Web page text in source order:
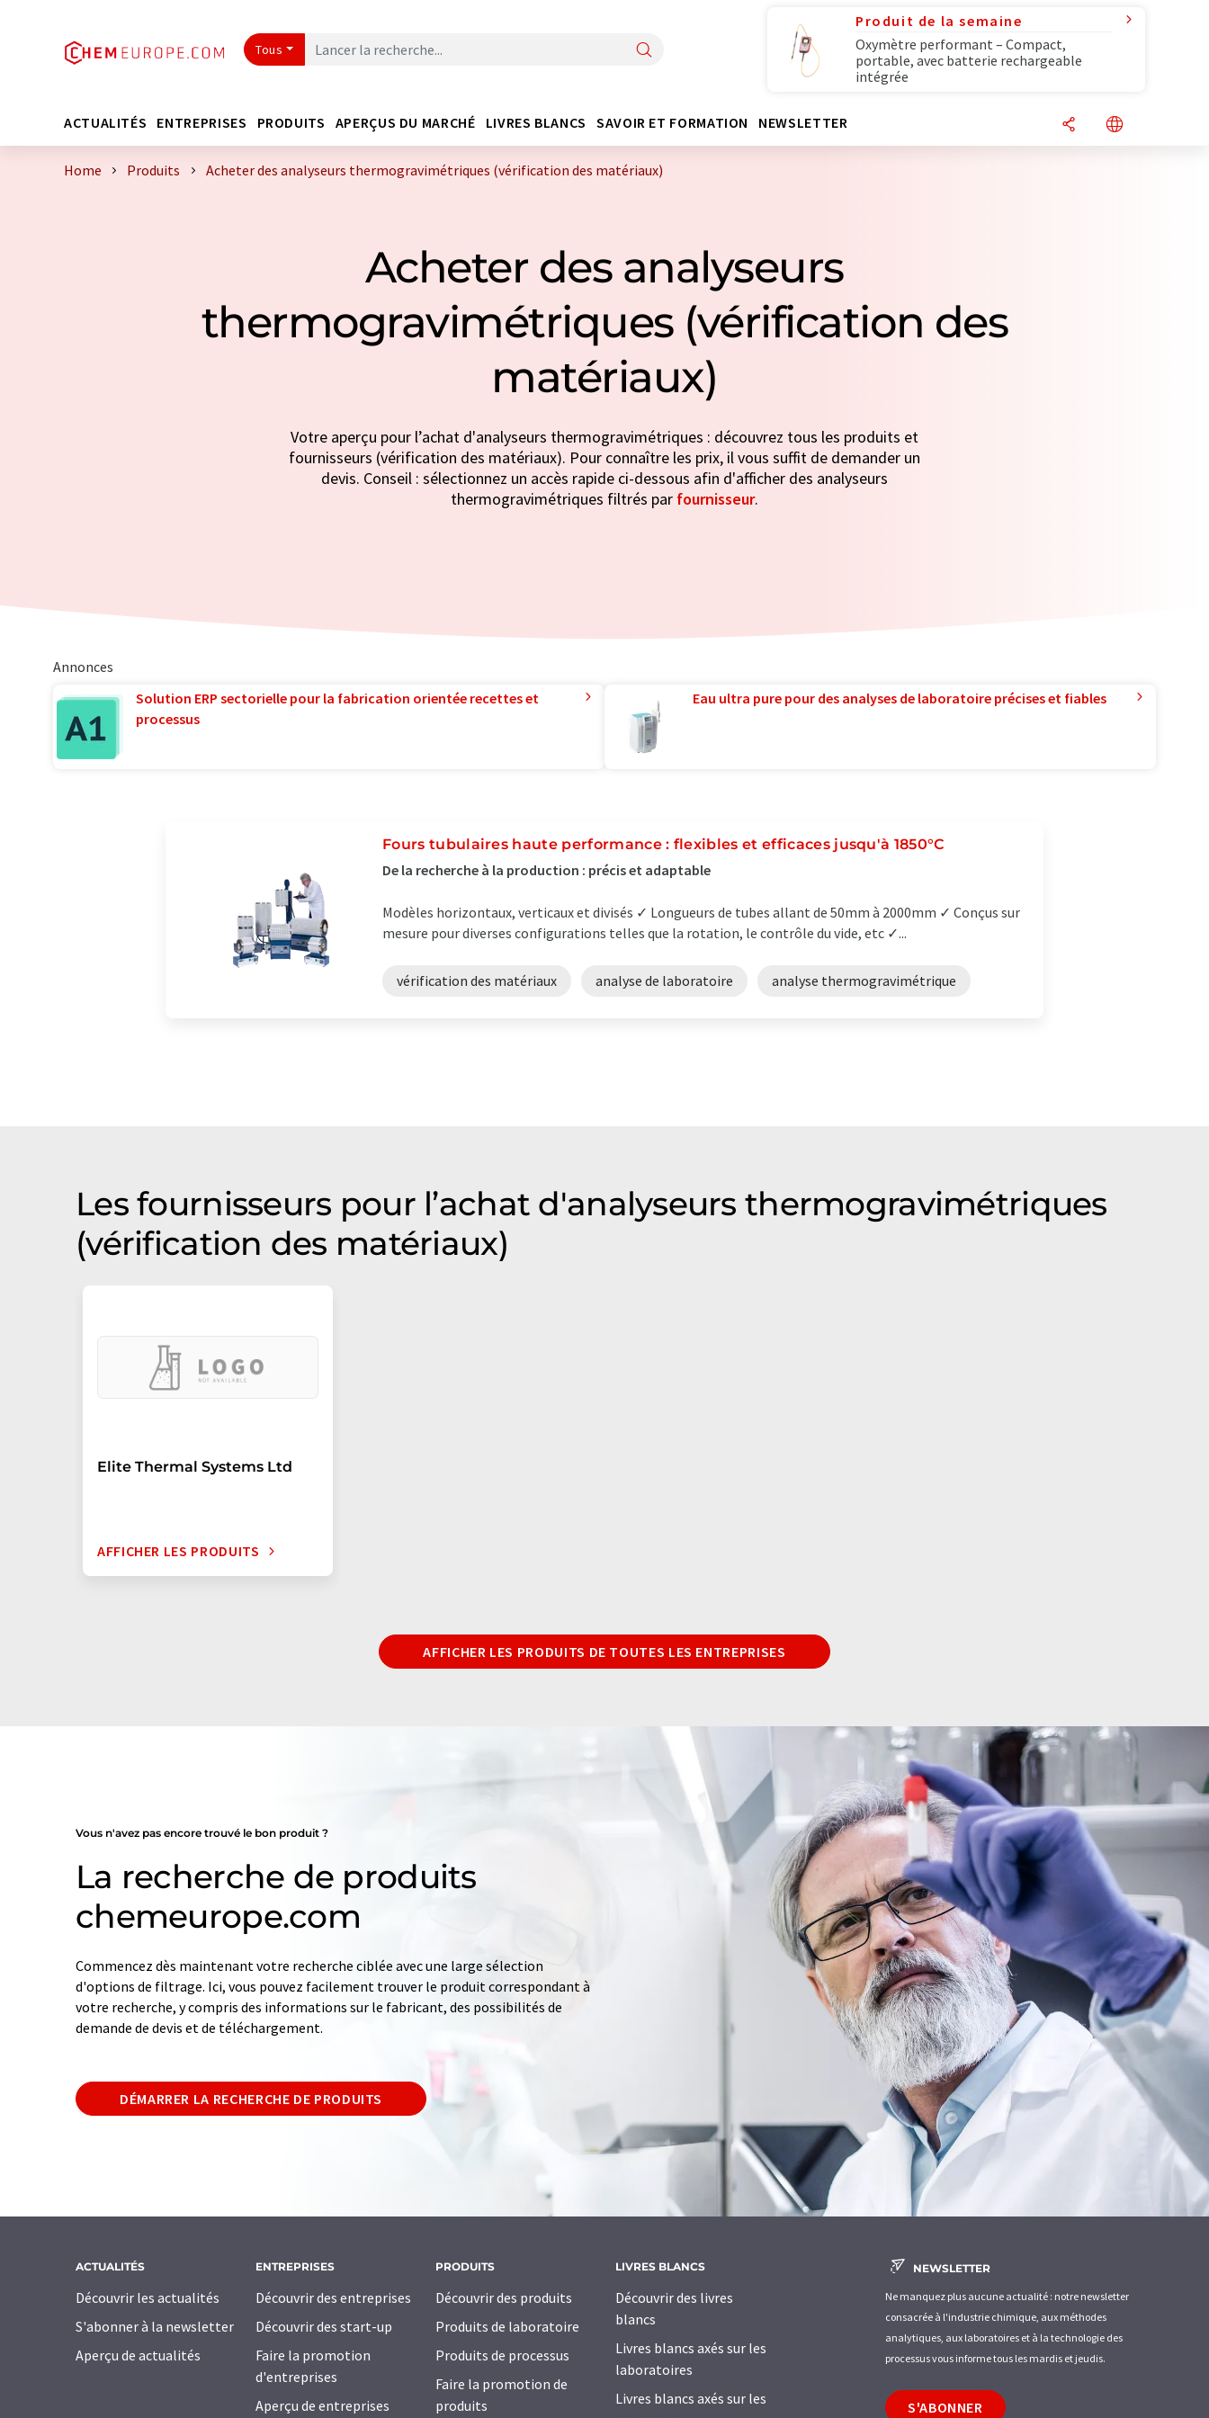
Tous
Produit de la semaine
Oxymètre performant – Compact,
portable, avec batterie rechargeable
intégrée
ACTUALITÉS ENTREPRISES PRODUITS APERÇUS DU MARCHÉ LIVRES BLANCS SAVOIR ET FORMATION NEWSLETTER
Home Produits Acheter des analyseurs thermogravimétriques (vérification des matériaux)
Acheter des analyseurs
thermogravimétriques (vérification des
matériaux)
Votre aperçu pour l’achat d'analyseurs thermogravimétriques : découvrez tous les produits et
fournisseurs (vérification des matériaux). Pour connaître les prix, il vous suffit de demander un
devis. Conseil : sélectionnez un accès rapide ci-dessous afin d'afficher des analyseurs
thermogravimétriques filtrés par fournisseur.
Annonces
Solution ERP sectorielle pour la fabrication orientée recettes et
processus
Eau ultra pure pour des analyses de laboratoire précises et fiables
Fours tubulaires haute performance : flexibles et efficaces jusqu'à 1850°C
De la recherche à la production : précis et adaptable
Modèles horizontaux, verticaux et divisés ✓ Longueurs de tubes allant de 50mm à 2000mm ✓ Conçus sur
mesure pour diverses configurations telles que la rotation, le contrôle du vide, etc ✓...
vérification des matériaux analyse de laboratoire analyse thermogravimétrique
Les fournisseurs pour l’achat d'analyseurs thermogravimétriques
(vérification des matériaux)
Elite Thermal Systems Ltd
AFFICHER LES PRODUITS
AFFICHER LES PRODUITS DE TOUTES LES ENTREPRISES
Vous n'avez pas encore trouvé le bon produit ?
La recherche de produits
chemeurope.com
Commencez dès maintenant votre recherche ciblée avec une large sélection
d'options de filtrage. Ici, vous pouvez facilement trouver le produit correspondant à
votre recherche, y compris des informations sur le fabricant, des possibilités de
demande de devis et de téléchargement.
DÉMARRER LA RECHERCHE DE PRODUITS
ACTUALITÉS
Découvrir les actualités
S'abonner à la newsletter
Aperçu de actualités
ENTREPRISES
Découvrir des entreprises
Découvrir des start-up
Faire la promotion
d'entreprises
Aperçu de entreprises
PRODUITS
Découvrir des produits
Produits de laboratoire
Produits de processus
Faire la promotion de
produits
LIVRES BLANCS
Découvrir des livres
blancs
Livres blancs axés sur les
laboratoires
Livres blancs axés sur les
NEWSLETTER
Ne manquez plus aucune actualité : notre newsletter
consacrée à l'industrie chimique, aux méthodes
analytiques, aux laboratoires et à la technologie des
processus vous informe tous les mardis et jeudis.
S'ABONNER